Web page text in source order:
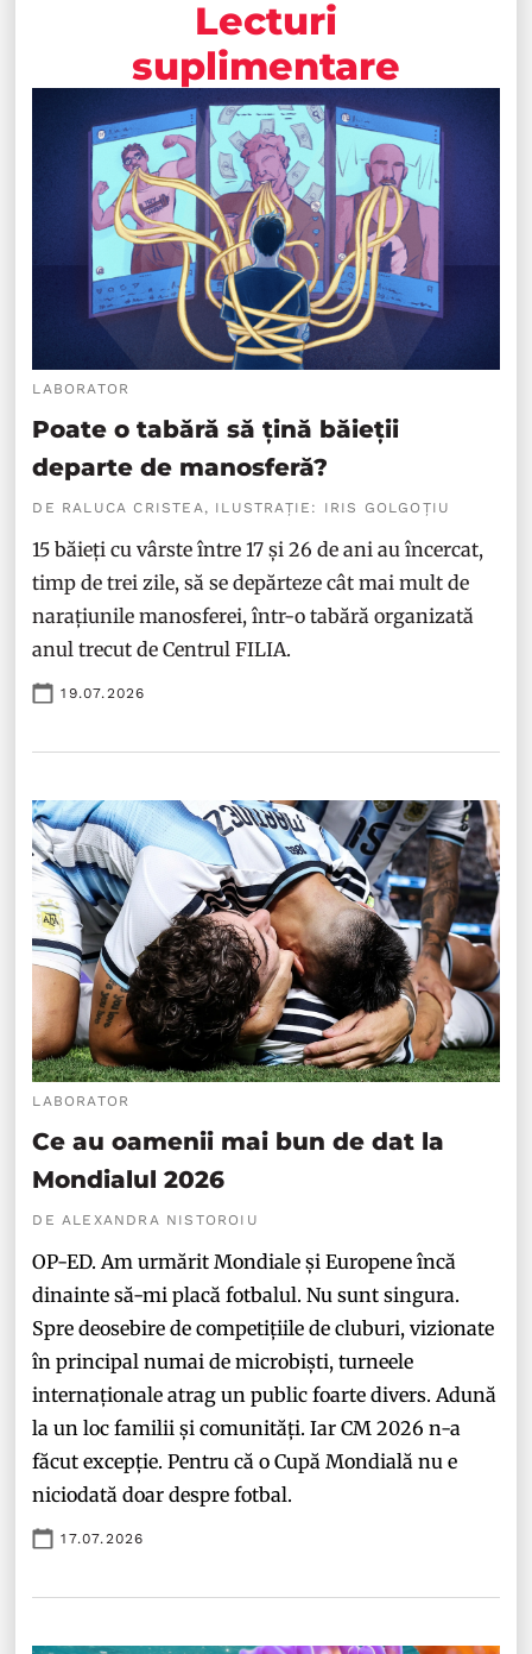
Lecturi
suplimentare
LABORATOR
Poate o tabără să țină băieții
departe de manosferă?
DE RALUCA CRISTEA, ILUSTRAȚIE: IRIS GOLGOȚIU
15 băieți cu vârste între 17 și 26 de ani au încercat,
timp de trei zile, să se depărteze cât mai mult de
narațiunile manosferei, într-o tabără organizată
anul trecut de Centrul FILIA.
19.07.2026
LABORATOR
Ce au oamenii mai bun de dat la
Mondialul 2026
DE ALEXANDRA NISTOROIU
OP-ED. Am urmărit Mondiale și Europene încă
dinainte să-mi placă fotbalul. Nu sunt singura.
Spre deosebire de competițiile de cluburi, vizionate
în principal numai de microbiști, turneele
internaționale atrag un public foarte divers. Adună
la un loc familii și comunități. Iar CM 2026 n-a
făcut excepție. Pentru că o Cupă Mondială nu e
niciodată doar despre fotbal.
17.07.2026